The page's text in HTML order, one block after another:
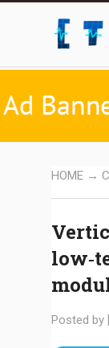
HOME →
Posted by